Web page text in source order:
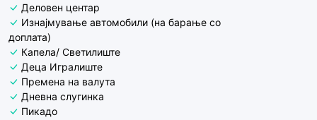
Деловен центар
Изнајмување автомобили (на барање со
доплата)
Капела/ Светилиште
Деца Игралиште
Премена на валута
Дневна слугинка
Пикадо